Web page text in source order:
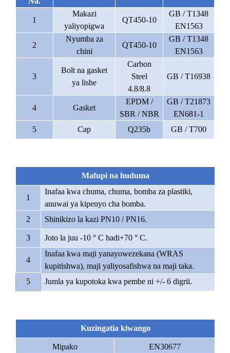
1
Makazi
yaliyopigwa
QT450-10
GB / T1348
EN1563
2
Nyumba za
chini
QT450-10
GB / T1348
EN1563
3
Bolt na gasket
ya lishe
Carbon
Steel
4.8/8.8
GB / T16938
4 Gasket
EPDM /
SBR / NBR
GB / T21873
EN681-1
5
Cap Q235b GB / T700
Mafupi na huduma
1
Inafaa kwa chuma, chuma, bomba za plastiki,
anuwai ya kipenyo cha bomba.
2
Shinikizo la kazi PN10 / PN16.
3 Joto la juu -10 ° C hadi+70 ° C.
4
Inafaa kwa maji yanayowezekana (WRAS
kupitishwa), maji yaliyosafishwa na maji taka.
5
Jumla ya kupotoka kwa pembe ni +/- 6 digrii.
Kuzingatia kiwango
Mipako EN30677